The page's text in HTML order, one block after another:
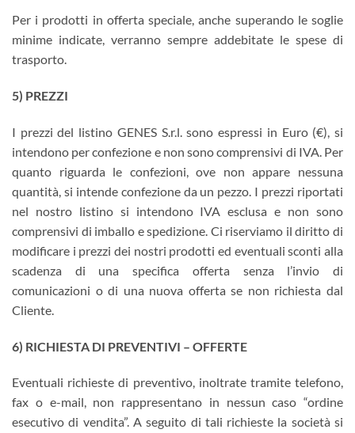
Per i prodotti in offerta speciale, anche superando le soglie
minime indicate, verranno sempre addebitate le spese di
trasporto.
5) PREZZI
I prezzi del listino GENES S.r.l. sono espressi in Euro (€), si
intendono per confezione e non sono comprensivi di IVA. Per
quanto riguarda le confezioni, ove non appare nessuna
quantità, si intende confezione da un pezzo. I prezzi riportati
nel nostro listino si intendono IVA esclusa e non sono
comprensivi di imballo e spedizione. Ci riserviamo il diritto di
modificare i prezzi dei nostri prodotti ed eventuali sconti alla
scadenza di una specifica offerta senza l’invio di
comunicazioni o di una nuova offerta se non richiesta dal
Cliente.
6) RICHIESTA DI PREVENTIVI – OFFERTE
Eventuali richieste di preventivo, inoltrate tramite telefono,
fax o e-mail, non rappresentano in nessun caso “ordine
esecutivo di vendita”. A seguito di tali richieste la società si